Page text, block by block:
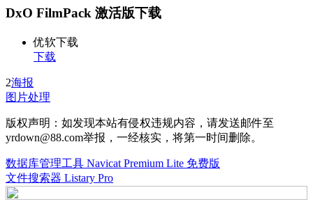
DxO FilmPack 激活版下载
优软下载
下载
2海报
图片处理
版权声明：如发现本站有侵权违规内容，请发送邮件至
yrdown@88.com举报，一经核实，将第一时间删除。
数据库管理工具 Navicat Premium Lite 免费版
文件搜索器 Listary Pro